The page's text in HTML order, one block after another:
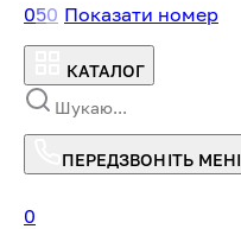
050 Показати номер
КАТАЛОГ
ПЕРЕДЗВОНІТЬ МЕНІ
0